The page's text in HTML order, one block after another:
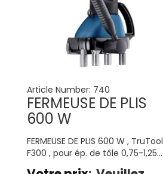
Article Number: 740
FERMEUSE DE PLIS
600 W
FERMEUSE DE PLIS 600 W , TruTool
F300 , pour ép. de tôle 0,75-1,25